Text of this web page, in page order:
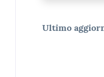
Ultimo